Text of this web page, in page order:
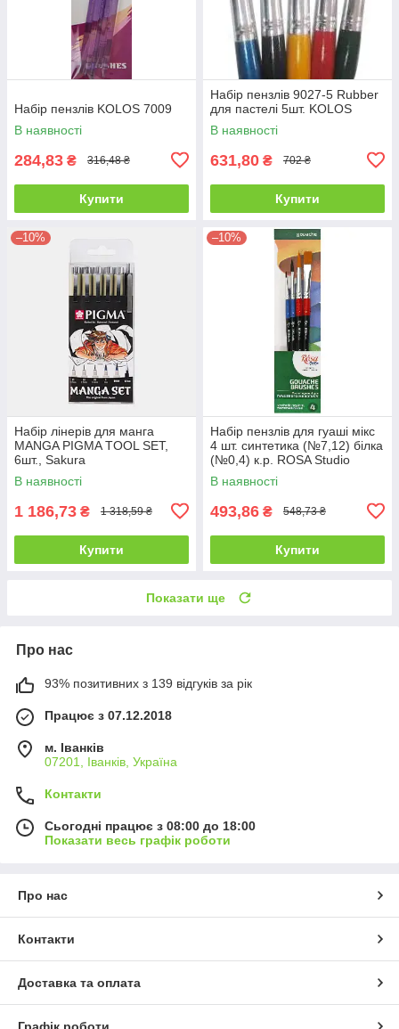
Набір пензлів KOLOS 7009
В наявності
284,83 ₴ 316,48 ₴
Купити
Набір пензлів 9027-5 Rubber
для пастелі 5шт. KOLOS
В наявності
631,80 ₴ 702 ₴
Купити
–10%
Набір лінерів для манга
MANGA PIGMA TOOL SET,
6шт., Sakura
В наявності
1 186,73 ₴ 1 318,59 ₴
Купити
–10%
Набір пензлів для гуаші мікс
4 шт. синтетика (№7,12) білка
(№0,4) к.р. ROSA Studio
В наявності
493,86 ₴ 548,73 ₴
Купити
Показати ще
Про нас
93% позитивних з 139 відгуків за рік
Працює з 07.12.2018
м. Іванків
07201, Іванків, Україна
Контакти
Сьогодні працює з 08:00 до 18:00
Показати весь графік роботи
Про нас
Контакти
Доставка та оплата